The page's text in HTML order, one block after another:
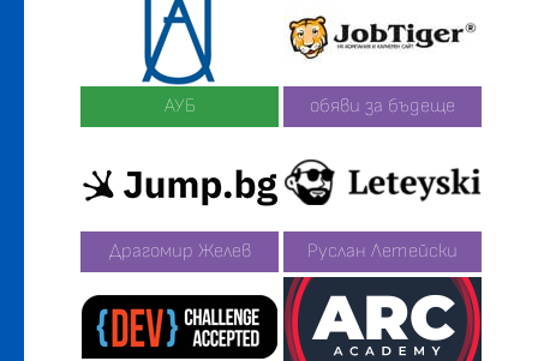
АУБ обяви за бъдеще
Драгомир Желев Руслан Летейски